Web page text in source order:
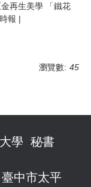
再生美學 「鐵花
報 |
瀏覽數: 45
學 秘書
中市太平